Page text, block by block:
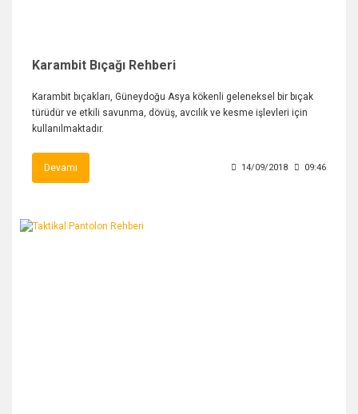
Karambit Bıçağı Rehberi
Karambit bıçakları, Güneydoğu Asya kökenli geleneksel bir bıçak
türüdür ve etkili savunma, dövüş, avcılık ve kesme işlevleri için
kullanılmaktadır.
Devamı 14/09/2018 09:46